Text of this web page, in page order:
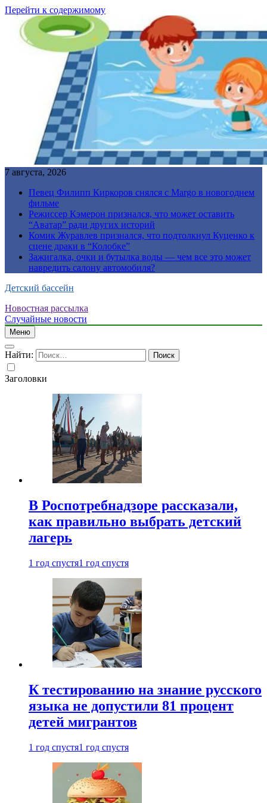
Перейти к содержимому
7 августа, 2026
Певец Филипп Киркоров снялся с Margo в новогоднем
фильме
Режиссер Кэмерон признался, что может оставить
“Аватар” ради других историй
Комик Журавлев признался, что подтолкнул Куценко к
сцене драки в “Колобке”
Зажигалка, очки и бутылка воды — чем все это может
навредить салону автомобиля?
Детский бассейн
Новостная рассылка
Случайные новости
Меню
Найти:
Заголовки
В Роспотребнадзоре рассказали,
как правильно выбрать детский
лагерь
1 год спустя1 год спустя
К тестированию на знание русского
языка не допустили 81 процент
детей мигрантов
1 год спустя1 год спустя